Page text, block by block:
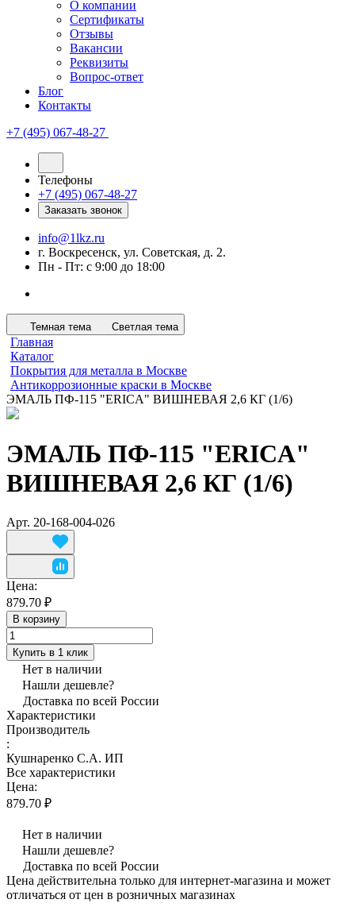
О компании
Сертификаты
Отзывы
Вакансии
Реквизиты
Вопрос-ответ
Блог
Контакты
+7 (495) 067-48-27
Телефоны
+7 (495) 067-48-27
Заказать звонок
info@1lkz.ru
г. Воскресенск, ул. Советская, д. 2.
Пн - Пт: с 9:00 до 18:00
Темная тема Светлая тема
Главная
Каталог
Покрытия для металла в Москве
Антикоррозионные краски в Москве
ЭМАЛЬ ПФ-115 "ERICA" ВИШНЕВАЯ 2,6 КГ (1/6)
ЭМАЛЬ ПФ-115 "ERICA"
ВИШНЕВАЯ 2,6 КГ (1/6)
Арт. 20-168-004-026
Цена:
879.70 ₽
В корзину
Купить в 1 клик
Нет в наличии
Нашли дешевле?
Доставка по всей России
Характеристики
Производитель
:
Кушнаренко С.А. ИП
Все характеристики
Цена:
879.70 ₽
Нет в наличии
Нашли дешевле?
Доставка по всей России
Цена действительна только для интернет-магазина и может
отличаться от цен в розничных магазинах